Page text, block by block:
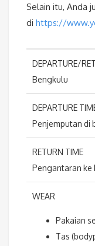
Selain itu, Anda
di https://
DEPARTURE/
Bengkulu
DEPARTURE
Penjemputan di
RETURN TIME
Pengantaran ke
WEAR
Pakaian
Tas